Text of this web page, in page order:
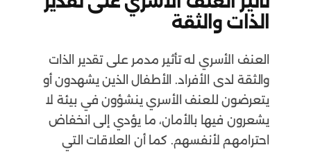
الذات والثقة
العنف الأسري له تأثير مدمر على تقدير الذات
والثقة لدى الأفراد. الأطفال الذين يشهدون أو
يتعرضون للعنف الأسري ينشؤون في بيئة لا
يشعرون فيها بالأمان، ما يؤدي إلى انخفاض
احترامهم لأنفسهم. كما أن العلاقات التي